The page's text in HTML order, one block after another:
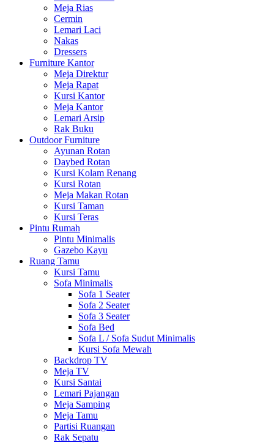
Meja Rias
Cermin
Lemari Laci
Nakas
Dressers
Furniture Kantor
Meja Direktur
Meja Rapat
Kursi Kantor
Meja Kantor
Lemari Arsip
Rak Buku
Outdoor Furniture
Ayunan Rotan
Daybed Rotan
Kursi Kolam Renang
Kursi Rotan
Meja Makan Rotan
Kursi Taman
Kursi Teras
Pintu Rumah
Pintu Minimalis
Gazebo Kayu
Ruang Tamu
Kursi Tamu
Sofa Minimalis
Sofa 1 Seater
Sofa 2 Seater
Sofa 3 Seater
Sofa Bed
Sofa L / Sofa Sudut Minimalis
Kursi Sofa Mewah
Backdrop TV
Meja TV
Kursi Santai
Lemari Pajangan
Meja Samping
Meja Tamu
Partisi Ruangan
Rak Sepatu